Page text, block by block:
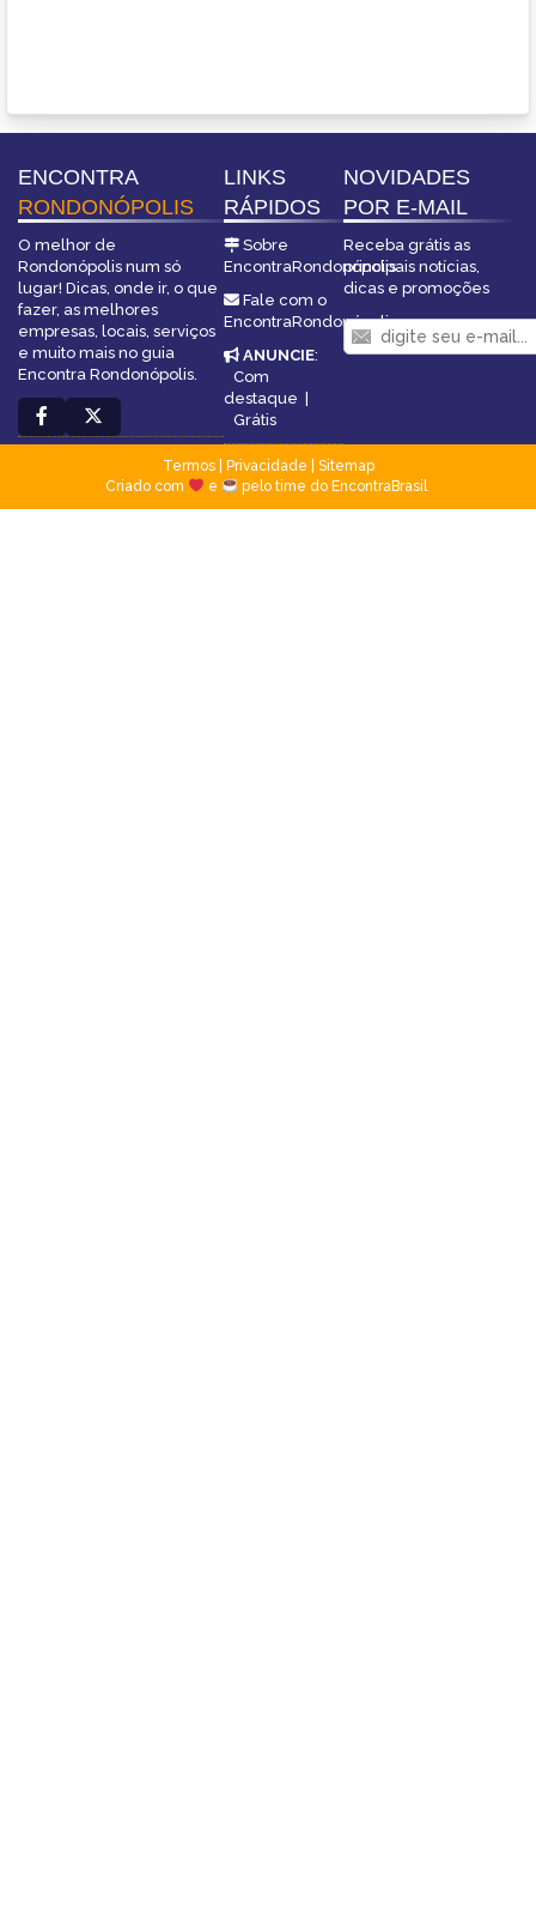
ENCONTRA
RONDONÓPOLIS
O melhor de
Rondonópolis num só
lugar! Dicas, onde ir, o que
fazer, as melhores
empresas, locais, serviços
e muito mais no guia
Encontra Rondonópolis.
LINKS
RÁPIDOS
Sobre
EncontraRondonópolis
Fale com o
EncontraRondonópolis
ANUNCIE:
Com
destaque |
Grátis
NOVIDADES
POR E-MAIL
Receba grátis as
principais notícias,
dicas e promoções
Termos| Privacidade
Sitemap
Criado com
e pelo time do EncontraBrasil